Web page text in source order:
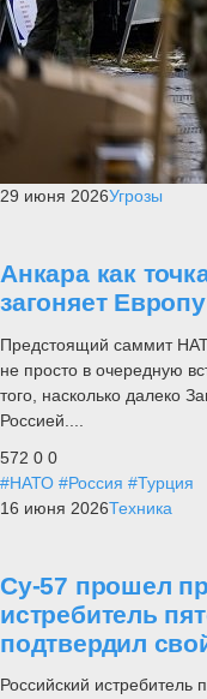
29 июня 2026Угрозы
Анкара как
загоняет
Предстоящий саммит
не просто в очередную
того, насколько далеко
Россией....
572 0 0
#НАТО #Россия #Турция
16 июня 2026Техника
Су-57 прошел
истребитель
подтвердил
Российский истребитель